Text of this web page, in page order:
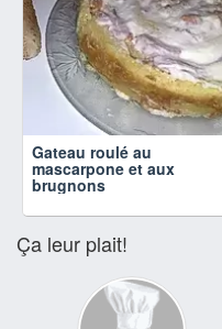
Gateau roulé au
mascarpone et aux
brugnons
Ça leur plait!